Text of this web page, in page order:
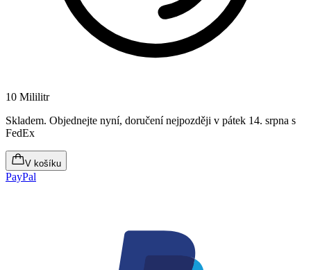
10 Mililitr
Skladem. Objednejte nyní, doručení nejpozději v pátek 14. srpna s
FedEx
V košíku
PayPal